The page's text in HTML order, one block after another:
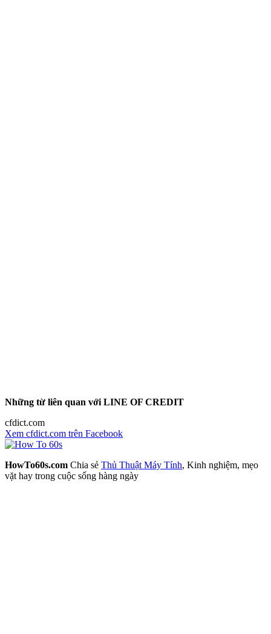
Những từ liên quan với LINE OF CREDIT
cfdict.com
Xem cfdict.com trên Facebook
HowTo60s.com Chia sẻ Thủ Thuật Máy Tính, Kinh nghiệm, mẹo
vặt hay trong cuộc sống hàng ngày